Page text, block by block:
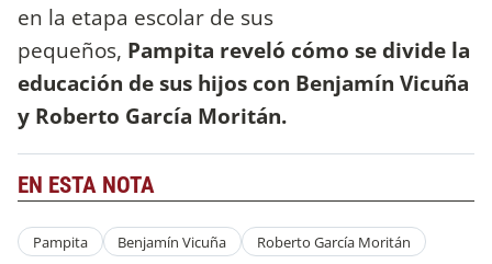
en la etapa escolar de sus
pequeños, Pampita reveló cómo se divide la
educación de sus hijos con Benjamín Vicuña
y Roberto García Moritán.
EN ESTA NOTA
Pampita Benjamín Vicuña Roberto García Moritán